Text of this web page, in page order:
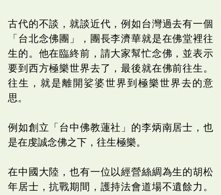
古代的不談，就談近代，例如台灣過去有一個
「台北念佛團」，團長李濟華就是在佛堂裡往
生的。他在臨終前，請大家幫忙念佛，並表示
要到西方極樂世界去了，最後就在佛前往生。
往生，就是離開娑婆世界到極樂世界去的意
思。
例如創立「台中佛教蓮社」的李炳南居士，也
是在虔誠念佛之下，往生極樂。
在中國大陸，也有一位以經營絲綢為生的胡松
年居士，抗戰期間，護持法會道場不遺餘力。